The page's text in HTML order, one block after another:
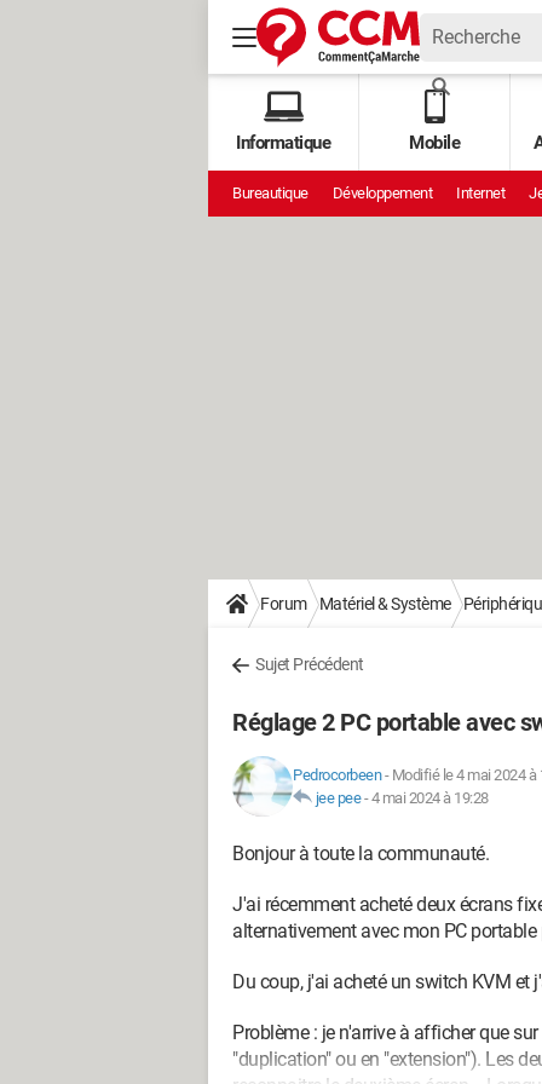
Informatique Mobile
Bureautique Développement Internet
Forum Matériel & Système
Sujet Précédent
Réglage 2 PC portable avec
Pedrocorbeen- Modifié le 4 mai 2024 à
jee pee-4 mai 2024 à 19:28
Bonjour à toute la communauté.
J'ai récemment acheté deux écrans
alternativement avec mon PC
Du coup, j'ai acheté un switch KVM et
Problème : je n'arrive à afficher que
"duplication" ou en "extension"). Les